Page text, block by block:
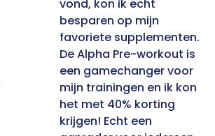
vond, kon ik echt
besparen op mijn
favoriete supplementen.
De Alpha Pre-workout is
een gamechanger voor
mijn trainingen en ik kon
het met 40% korting
krijgen! Echt een